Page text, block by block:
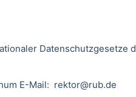
E-Mail: rektor@rub.de